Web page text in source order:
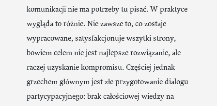
komunikacji nie ma potrzeby tu pisać. W praktyce
wygląda to różnie. Nie zawsze to, co zostaje
wypracowane, satysfakcjonuje wszytki strony,
bowiem celem nie jest najlepsze rozwiązanie, ale
raczej uzyskanie kompromisu. Częściej jednak
grzechem głównym jest złe przygotowanie dialogu
partycypacyjnego: brak całościowej wiedzy na